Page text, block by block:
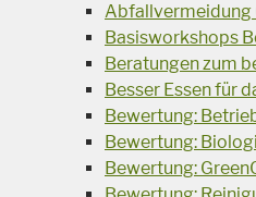
Abfallvermeidung
Basisworkshops
Beratungen zum
Besser Essen für
Bewertung:
Bewertung:
Bewertung: